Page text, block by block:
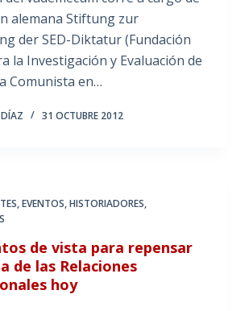
alemana Stiftung zur
der SED-Diktatur (Fundación
la Investigación y Evaluación de
Comunista en…
31 OCTUBRE 2012
,EVENTOS,HISTORIADORES,
de vista para repensar
de las Relaciones
hoy